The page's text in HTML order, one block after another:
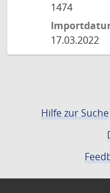
1474
17.03.2022
Hilfe zur Suche